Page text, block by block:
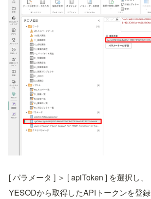
[ パラメータ ] ＞ [ apiToken ] を選択し、
YESODから取得したAPIトークンを登録